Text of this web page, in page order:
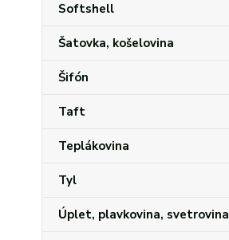
Softshell
Šatovka, košelovina
Šifón
Taft
Teplákovina
Tyl
Úplet, plavkovina, svetrovina